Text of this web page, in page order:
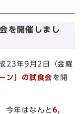
を開催しまし
23年9月2日（金曜
ン」の試食会を開
今年はなんと 6，